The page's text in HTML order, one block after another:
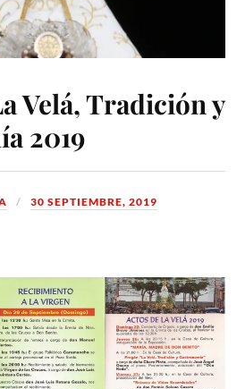
Velá, Tradición y
2019
30 SEPTIEMBRE, 2019